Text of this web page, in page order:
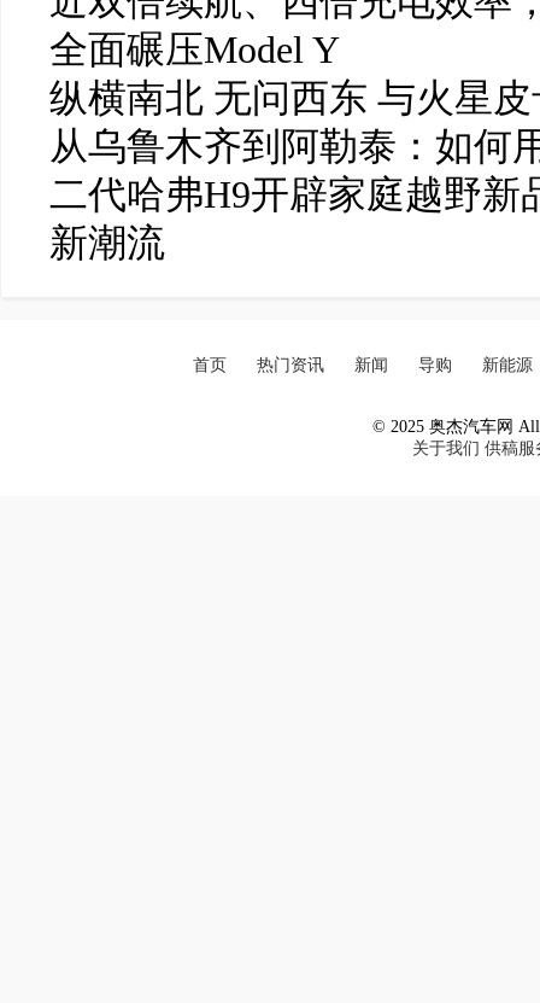
全面碾压Model Y
纵横南北 无问西东 与火星
从乌鲁木齐到阿勒泰：如何
二代哈弗H9开辟家庭越野新
新潮流
首页 热门资讯 新闻 导购 新能源
© 2025 奥杰汽车网 All
关于我们 供稿服